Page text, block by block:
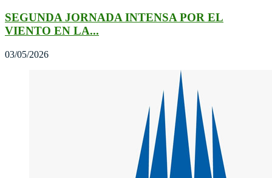
SEGUNDA JORNADA INTENSA POR EL
VIENTO EN LA...
03/05/2026